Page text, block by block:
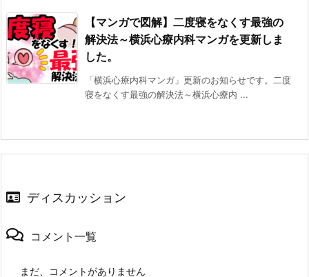
【マンガで図解】二度寝をなくす最強の
解決法～横浜心療内科マンガを更新しま
した。
「横浜心療内科マンガ」更新のお知らせです。二度
寝をなくす最強の解決法～横浜心療内 ...
ディスカッション
コメント一覧
まだ、コメントがありません